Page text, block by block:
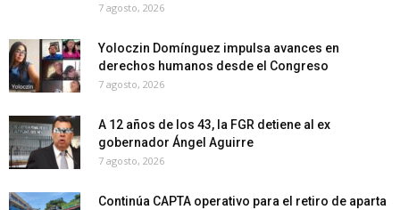
7 agosto, 2026
Yoloczin Domínguez impulsa avances en
derechos humanos desde el Congreso
7 agosto, 2026
A 12 años de los 43, la FGR detiene al ex
gobernador Ángel Aguirre
7 agosto, 2026
Continúa CAPTA operativo para el retiro de aparta